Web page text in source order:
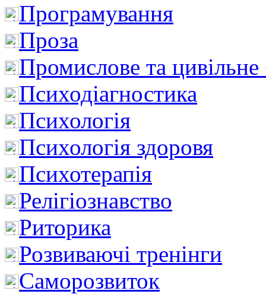
Програмування
Проза
Промислове та цивільне
Психодіагностика
Психологія
Психологія здоровя
Психотерапія
Релігіознавство
Риторика
Розвиваючі тренінги
Саморозвиток